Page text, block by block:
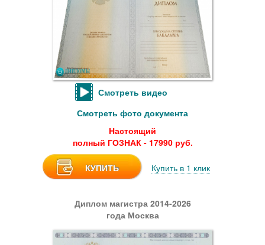
Смотреть видео
Смотреть фото документа
Настоящий
полный ГОЗНАК - 17990 руб.
КУПИТЬ Купить в 1 клик
Диплом магистра 2014-2026
года Москва